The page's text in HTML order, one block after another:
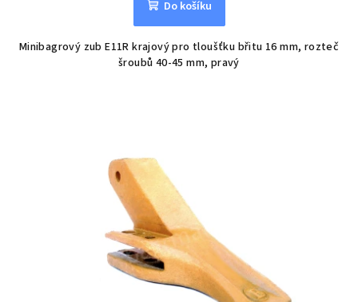
Do košíku
Minibagrový zub E11R krajový pro tloušťku břitu 16 mm, rozteč
šroubů 40-45 mm, pravý